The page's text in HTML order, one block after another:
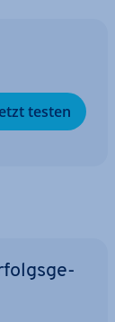
testen